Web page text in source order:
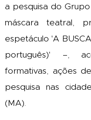
a pesquisa do
máscara teatral,
espetáculo 'A
português)' –,
formativas, ações
pesquisa nas
(MA).